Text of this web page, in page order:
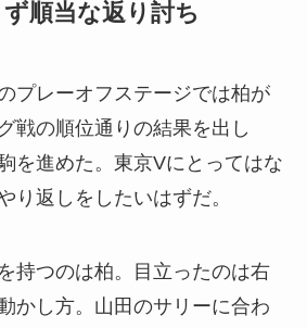
順当な返り討ち
プレーオフステージでは柏が
戦の順位通りの結果を出し
を進めた。東京Vにとってはな
り返しをしたいはずだ。
持つのは柏。目立ったのは右
かし方。山田のサリーに合わ